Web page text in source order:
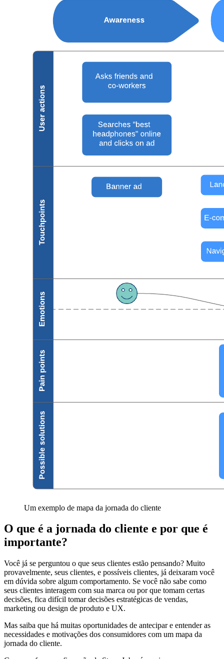
Um exemplo de mapa da jornada do cliente
O que é a jornada do cliente e por que é
importante?
Você já se perguntou o que seus clientes estão pensando? Muito
provavelmente, seus clientes, e possíveis clientes, já deixaram você
em dúvida sobre algum comportamento. Se você não sabe como
seus clientes interagem com sua marca ou por que tomam certas
decisões, fica difícil tomar decisões estratégicas de vendas,
marketing ou design de produto e UX.
Mas saiba que há muitas oportunidades de antecipar e entender as
necessidades e motivações dos consumidores com um mapa da
jornada do cliente.